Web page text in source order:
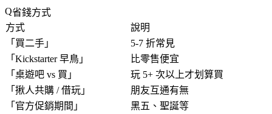
省錢方式
方式
說明
「 買二手 」
5-7 折常見
「 Kickstarter 早鳥 」
比零售便宜
「 桌遊吧 vs 買 」
玩 5+ 次以上才划算買
「 揪人共購 / 借玩 」
朋友互通有無
「 官方促銷期間 」 黑五、聖誕等